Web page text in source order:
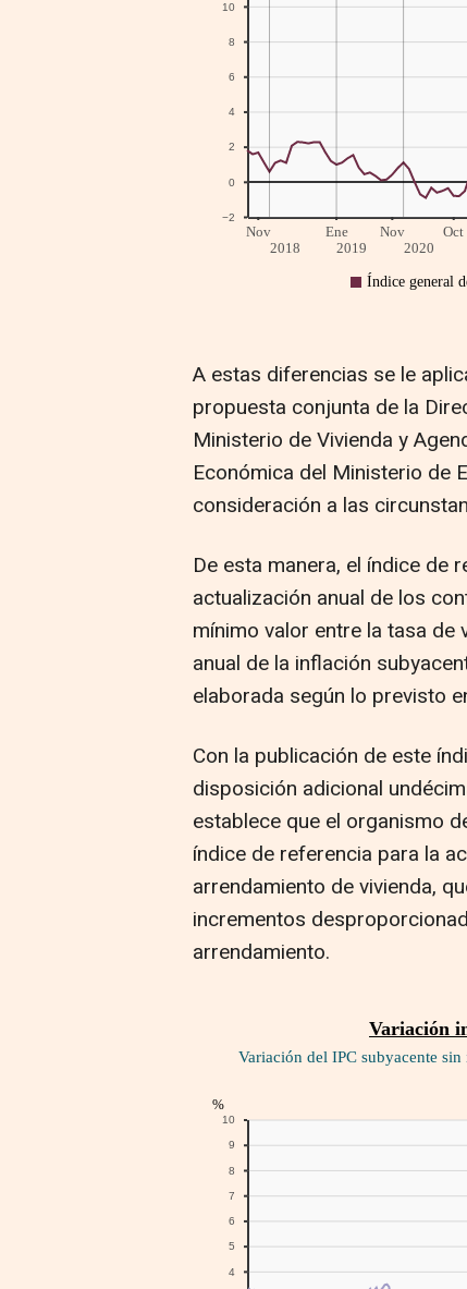
A estas diferencias se le
propuesta conjunta de la
Ministerio de Vivienda y
Económica del Ministerio de
consideración a las
De esta manera, el índice de
actualización anual de los
mínimo valor entre la tasa de
anual de la inflación
elaborada según lo previsto
Con la publicación de este
disposición adicional
establece que el organismo
índice de referencia para la
arrendamiento de vivienda,
incrementos
arrendamiento.